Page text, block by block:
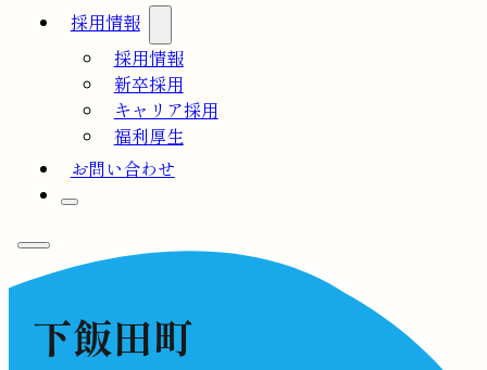
採用情報
採用情報
新卒採用
キャリア採用
福利厚生
お問い合わせ
下飯田町